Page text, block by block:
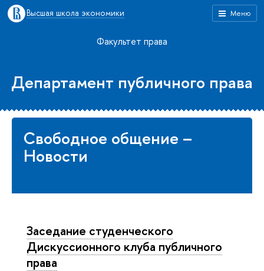
Меню
Высшая школа экономики
Факультет права
Департамент публичного права
Свободное общение –
Новости
Заседание студенческого
Дискуссионного клуба публичного
права